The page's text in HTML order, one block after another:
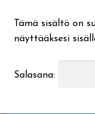
Skeittihalli
Tämä sisältö on
näyttääksesi
Salasana: